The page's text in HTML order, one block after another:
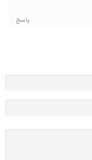
پاسخ